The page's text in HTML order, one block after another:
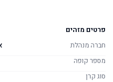
פרטים מזהים
חברה מנהלת
מספר קופה
סוג קרן